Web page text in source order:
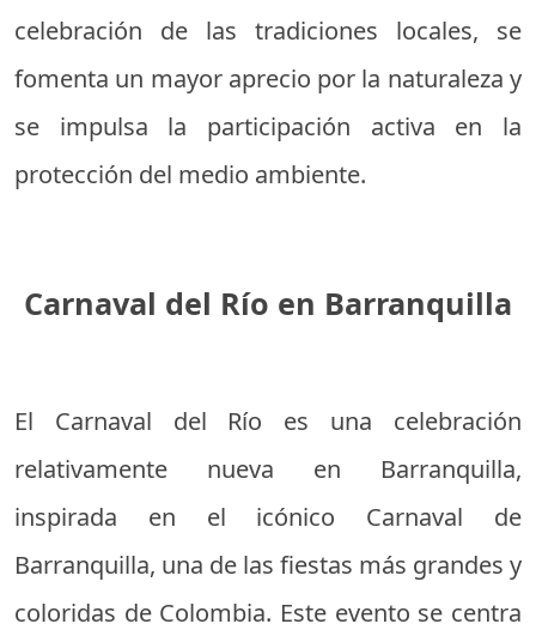
celebración de las tradiciones locales, se
fomenta un mayor aprecio por la naturaleza y
se impulsa la participación activa en la
protección del medio ambiente.
Carnaval del Río en Barranquilla
El Carnaval del Río es una celebración
relativamente nueva en Barranquilla,
inspirada en el icónico Carnaval de
Barranquilla, una de las fiestas más grandes y
coloridas de Colombia. Este evento se centra